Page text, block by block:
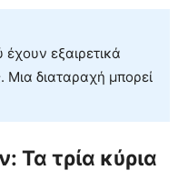
εξαιρετικά
διαταραχή μπορεί
Τα τρία κύρια